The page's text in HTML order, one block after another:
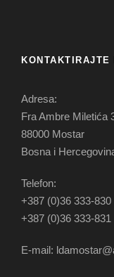
KONTAKTIRAJTE
Adresa:
Fra Ambre Miletića
88000 Mostar
Bosna i
Telefon:
+387 (0)36 333-830
+387 (0)36 333-831
E-mail: